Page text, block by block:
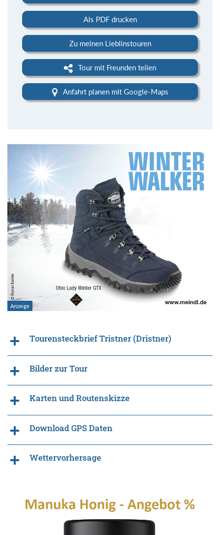
Als PDF drucken
Zu meinen Lieblinstouren
Tour mit Freunden teilen
Anfahrt planen mit Google-Maps
Tourensteckbrief Tristner (Dristner)
Bilder zur Tour
Karten und Routenskizze
Download GPS Daten
Wettervorhersage